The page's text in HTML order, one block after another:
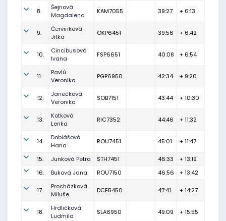
8.
Šejnová
Magdalena
KAM7055 39:27 + 6:13
9.
Červinková
Jitka
OKP6451 39:56 + 6:42
10.
Cincibusová
Ivana
FSP6651 40:08 + 6:54
11.
Pavlů
Veronika
PGP6950 42:34 + 9:20
12.
Janečková
Veronika
SOB7151 43:44 + 10:30
13.
Kotková
Lenka
RIC7352 44:46 + 11:32
14.
Dobiášová
Hana
ROU7451 45:01 + 11:47
15. Junková Petra STH7451 46:33
+ 13:19
16.
Buková Jana ROU7150 46:56 + 13:42
17.
Procházková
Miluše
DCE5450 47:41 + 14:27
18.
Hrdličková
Ludmila
SLA6950 49:09 + 15:55